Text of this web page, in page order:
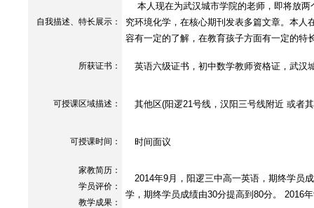
自我描述、特长展示 ：
本人现在为武汉城市学院的老师，即将放两
究环境化学，在核心期刊发表多篇文章。本
容有一定的了解，在教育孩子方面有一定的特
所获证书 ： 英语六级证书，初中数学教师资格证，武汉
可授课区域描述： 其他区(阳逻21号线，汉阳三号线附近 或者
可授课时间： 时间面议
家教简历：
学员评价：
教学成果：
2014年9月，阳逻三中高一英语，期终学员
学，期终学员成绩由30分提高到80分。 2016